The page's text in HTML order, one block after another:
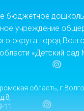
бюджетное
учреждение
округа город
«Детский
область,
11